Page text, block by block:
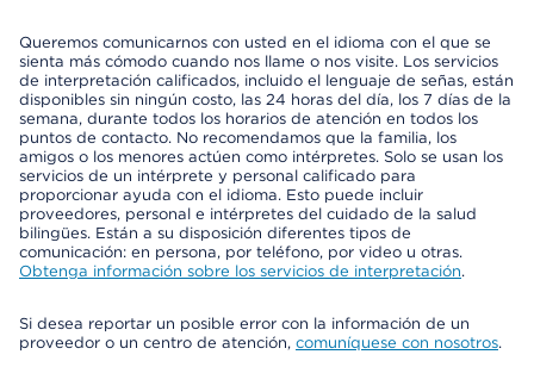
Queremos comunicarnos con usted en el idioma con el que se
sienta más cómodo cuando nos llame o nos visite. Los servicios
de interpretación calificados, incluido el lenguaje de señas, están
disponibles sin ningún costo, las 24 horas del día, los 7 días de la
semana, durante todos los horarios de atención en todos los
puntos de contacto. No recomendamos que la familia, los
amigos o los menores actúen como intérpretes. Solo se usan los
servicios de un intérprete y personal calificado para
proporcionar ayuda con el idioma. Esto puede incluir
proveedores, personal e intérpretes del cuidado de la salud
bilingües. Están a su disposición diferentes tipos de
comunicación: en persona, por teléfono, por video u otras.
Obtenga información sobre los servicios de interpretación.
Si desea reportar un posible error con la información de un
proveedor o un centro de atención, comuníquese con nosotros.